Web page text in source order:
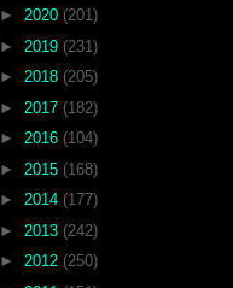
► 2020 (201)
► 2019 (231)
► 2018 (205)
► 2017 (182)
► 2016 (104)
► 2015 (168)
► 2014 (177)
► 2013 (242)
► 2012 (250)